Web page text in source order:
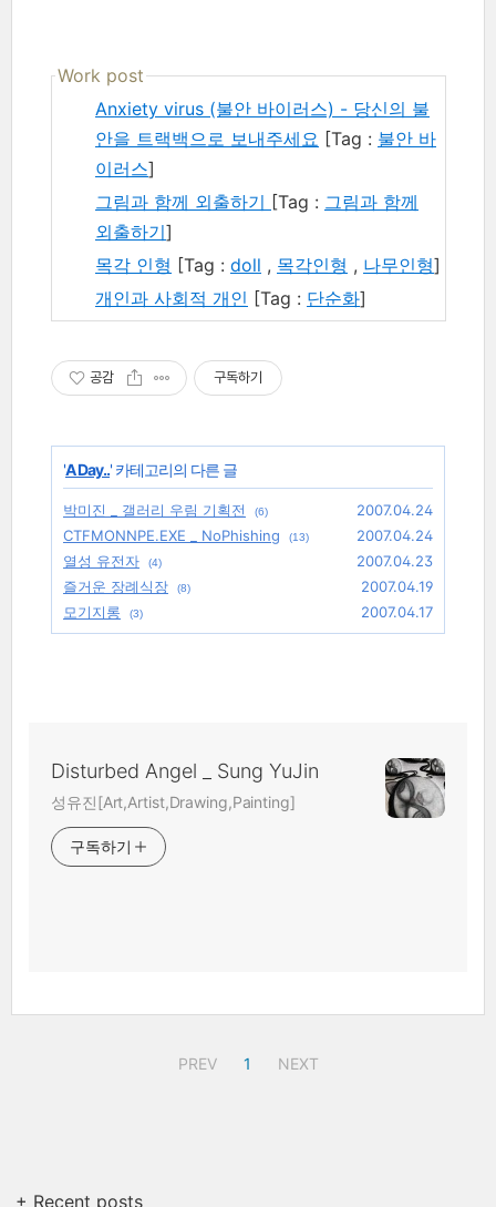
Work post
Anxiety virus (불안 바이러스) - 당신의 불
안을 트랙백으로 보내주세요 [Tag : 불안 바
이러스]
그림과 함께 외출하기 [Tag : 그림과 함께
외출하기]
목각 인형 [Tag : doll , 목각인형 , 나무인형]
개인과 사회적 개인 [Tag : 단순화]
공감 구독하기
'A Day..' 카테고리의 다른 글
박미진 _ 갤러리 우림 기획전 (6)
2007.04.24
CTFMONNPE.EXE _ NoPhishing
(13)
2007.04.24
열성 유전자
(4)
2007.04.23
즐거운 장례식장
(8)
2007.04.19
모기지롱
(3) 2007.04.17
Disturbed Angel _ Sung YuJin
성유진[Art,Artist,Drawing,Painting]
구독하기
PREV 1 NEXT
+ Recent posts